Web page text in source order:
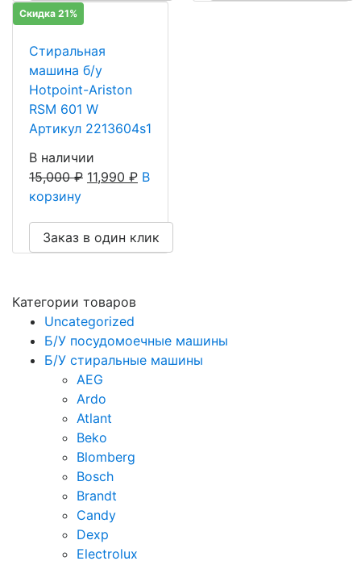
Скидка 21%
Стиральная
машина б/у
Hotpoint-Ariston
RSM 601 W
Артикул 2213604s1
В наличии
15,000₽ 11,990 ₽ В
корзину
Заказ в один клик
Категории товаров
Uncategorized
Б/У посудомоечные машины
Б/У стиральные машины
AEG
Ardo
Atlant
Beko
Blomberg
Bosch
Brandt
Candy
Dexp
Electrolux